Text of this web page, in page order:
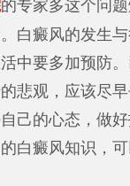
的专家多这个问
白癜风的发生
中要多加预防
悲观，应该尽
己的心态，做
白癜风知识，